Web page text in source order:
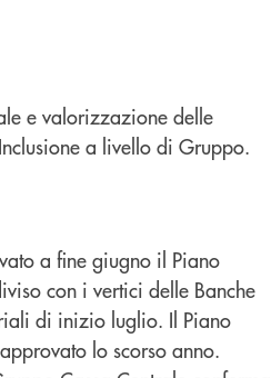
e valorizzazione delle
a livello di Gruppo.
a fine giugno il Piano
con i vertici delle Banche
di inizio luglio. Il Piano
lo scorso anno.